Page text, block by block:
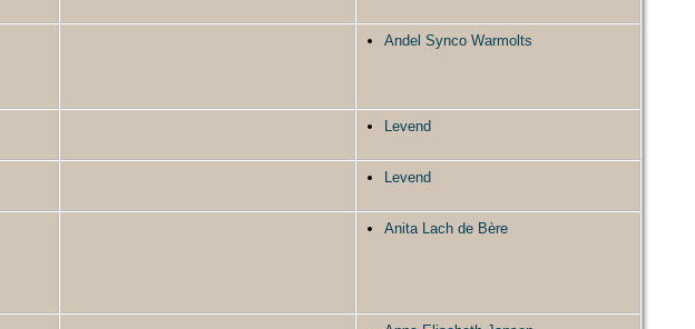
Andel Synco Warmolts
Levend
Levend
Anita Lach de Bère